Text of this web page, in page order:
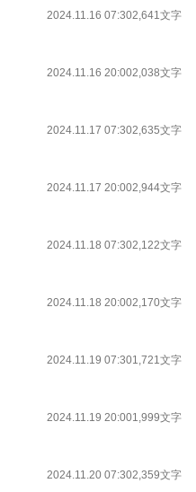
2024.11.16 07:302,641文字
2024.11.16 20:002,038文字
2024.11.17 07:302,635文字
2024.11.17 20:002,944文字
2024.11.18 07:302,122文字
2024.11.18 20:002,170文字
2024.11.19 07:301,721文字
2024.11.19 20:001,999文字
2024.11.20 07:302,359文字